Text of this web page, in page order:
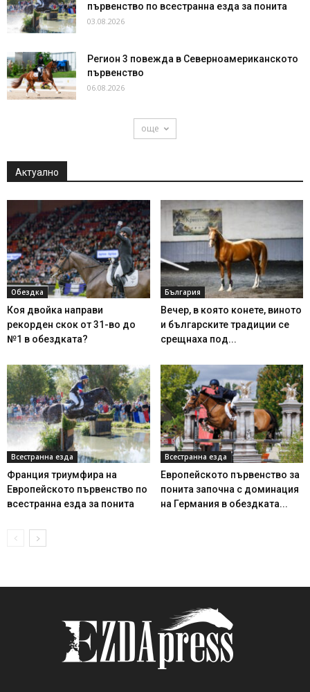
първенство по всестранна езда за понита
03.08.2026
Регион 3 повежда в Северноамериканското
първенство
06.08.2026
още
Актуално
Обездка
Коя двойка направи
рекорден скок от 31-во до
№1 в обездката?
България
Вечер, в която конете, виното
и българските традиции се
срещнаха под...
Всестранна езда
Франция триумфира на
Европейското първенство по
всестранна езда за понита
Всестранна езда
Европейското първенство за
понита започна с доминация
на Германия в обездката...